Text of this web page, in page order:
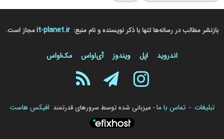
بازنشر مطالب در رسانه‌ها تنها با ذکر نویسنده و نام منبع: it-planet.irمجاز است.
اندروید اپل ویندوز آی‌او‌اس مک‌او‌اس
تبلیغات - تماس با ما- میزبانی شده توسط سرورهای قدرتمند افیکس هاست